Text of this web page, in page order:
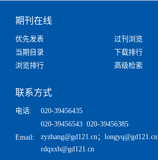
期刊在线
优先发表
过刊浏览
当期目录
下载排行
浏览排行
高级检索
联系方式
电话:
020-39456435
020-39456543 020-39456385
Email:
zyzhang@gd121.cn； longyq@gd121.cn
rdqxxb@gd121.cn